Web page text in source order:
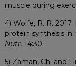
muscle during
4) Wolfe, R. R.
protein synthesis
Nutr. 14:30.
5) Zaman, Ch. and